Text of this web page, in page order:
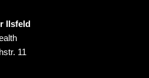
Ilsfeld
11